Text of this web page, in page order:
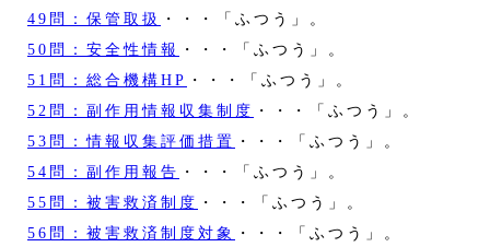
49問：保管取扱
・・・「ふつう」。
50問：安全性情報
・・・「ふつう」。
51問：総合機構HP ・・・「ふつう」。
52問：副作用情報収集制度 ・・・「ふつう」。
53問：情報収集評価措置 ・・・「ふつう」。
54問：副作用報告 ・・・「ふつう」。
55問：被害救済制度 ・・・「ふつう」。
56問：被害救済制度対象
・・・「ふつう」。